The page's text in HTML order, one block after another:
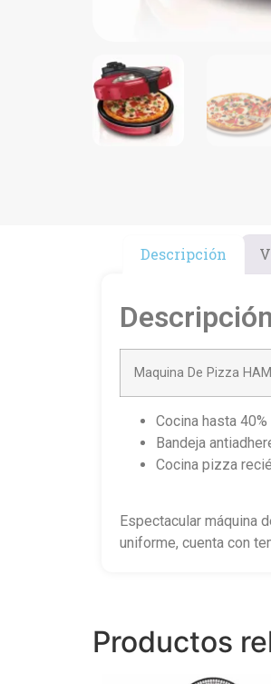
Descripción
Descripción
Maquina De Pizza
Cocina hasta
Bandeja
Cocina pizza
Espectacular máquina
uniforme, cuenta con
Productos